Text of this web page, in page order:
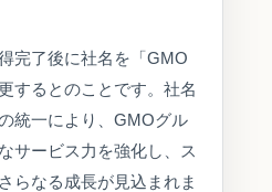
完了後に社名を「GMO
するとのことです。社名
統一により、GMOグル
サービス力を強化し、ス
らなる成長が見込まれま